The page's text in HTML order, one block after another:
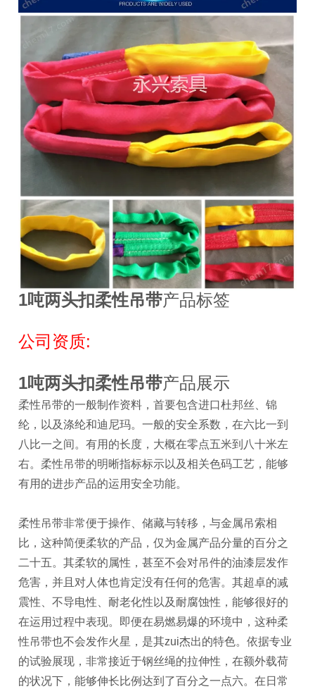
1吨两头扣柔性吊带产品标签
公司资质:
1吨两头扣柔性吊带产品展示
柔性吊带的一般制作资料，首要包含进口杜邦丝、锦
纶，以及涤纶和迪尼玛。一般的安全系数，在六比一到
八比一之间。有用的长度，大概在零点五米到八十米左
右。柔性吊带的明晰指标标示以及相关色码工艺，能够
有用的进步产品的运用安全功能。
柔性吊带非常便于操作、储藏与转移，与金属吊索相
比，这种简便柔软的产品，仅为金属产品分量的百分之
二十五。其柔软的属性，甚至不会对吊件的油漆层发作
危害，并且对人体也肯定没有任何的危害。其超卓的减
震性、不导电性、耐老化性以及耐腐蚀性，能够很好的
在运用过程中表现。即便在易燃易爆的环境中，这种柔
性吊带也不会发作火星，是其zui杰出的特色。依据专业
的试验展现，非常接近于钢丝绳的拉伸性，在额外载荷
的状况下，能够伸长比例达到了百分之一点六。在日常